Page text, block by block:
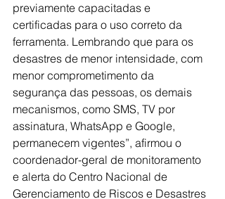
previamente capacitadas e
certificadas para o uso correto da
ferramenta. Lembrando que para os
desastres de menor intensidade, com
menor comprometimento da
segurança das pessoas, os demais
mecanismos, como SMS, TV por
assinatura, WhatsApp e Google,
permanecem vigentes”, afirmou o
coordenador-geral de monitoramento
e alerta do Centro Nacional de
Gerenciamento de Riscos e Desastres